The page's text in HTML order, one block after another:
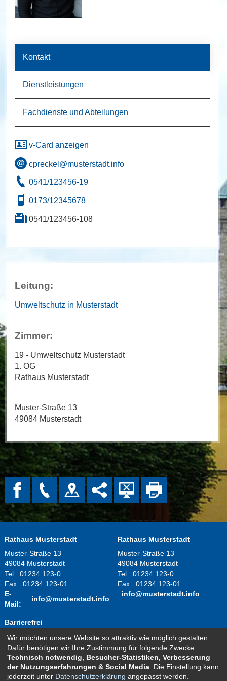
Kontakt
Dienstleistungen
Fachdienste und Abteilungen
v-Card anzeigen
cpreckel@musterstadt.info
0541/123456-19
0173/12345678
0541/123456-108
Leitung:
Umweltschutz in Musterstadt
Zimmer:
19 - Umweltschutz Musterstadt
1. OG
Rathaus Musterstadt
Muster-Straße 13
49084 Musterstadt
Rathaus Musterstadt
Muster-Straße 13
49084 Musterstadt
Tel: 01234 123-0
Fax: 01234 123-01
E-
Mail:
info@musterstadt.info
Rathaus Musterstadt
Muster-Straße 13
49084 Musterstadt
Tel: 01234 123-0
Fax: 01234 123-01
info@musterstadt.info
Montag - Donnerstag:
08.00 Uhr - 12.00 Uhr
14.00 Uhr - 16.00 Uhr
Freitag:
08.00 Uhr - 12.00 Uhr
und nach telefonischer Vereinbarung
Barrierefrei
Wir möchten unsere Website so attraktiv wie möglich gestalten.
Dafür benötigen wir Ihre Zustimmung für folgende Zwecke:
Technisch notwendig, Besucher-Statistiken, Verbesserung
der Nutzungserfahrungen & Social Media . Die Einstellung kann
jederzeit unter Datenschutzerklärung angepasst werden.